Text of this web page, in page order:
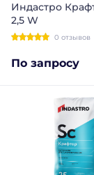
Индастро
2,5 W
0 отзывов
По запросу